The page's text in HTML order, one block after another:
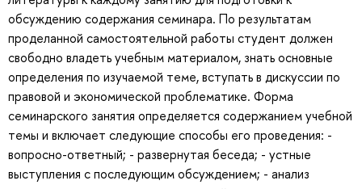
обсуждению содержания семинара. По результатам
проделанной самостоятельной работы студент должен
свободно владеть учебным материалом, знать основные
определения по изучаемой теме, вступать в дискуссии по
правовой и экономической проблематике. Форма
семинарского занятия определяется содержанием учебной
темы и включает следующие способы его проведения: -
вопросно-ответный; - развернутая беседа; - устные
выступления с последующим обсуждением; - анализ